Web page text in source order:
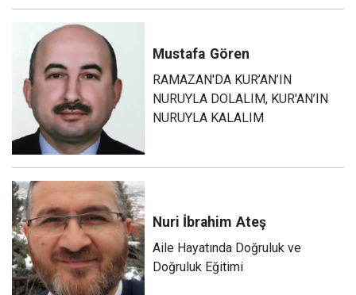
Mustafa Gören
RAMAZAN'DA KUR’AN’IN
NURUYLA DOLALIM, KUR'AN’IN
NURUYLA KALALIM
Nuri İbrahim Ateş
Aile Hayatında Doğruluk ve
Doğruluk Eğitimi